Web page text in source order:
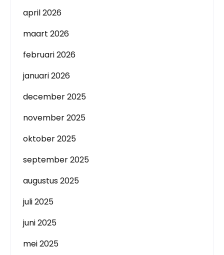
april 2026
maart 2026
februari 2026
januari 2026
december 2025
november 2025
oktober 2025
september 2025
augustus 2025
juli 2025
juni 2025
mei 2025